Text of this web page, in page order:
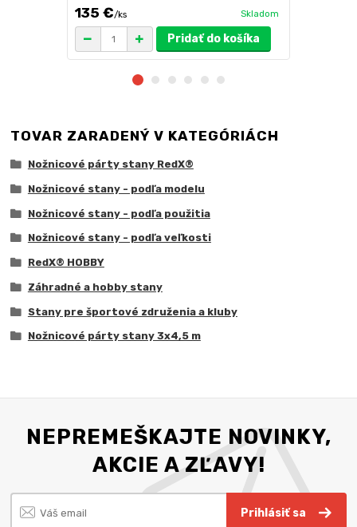
135 €/ks Skladom
Pridať do košíka
TOVAR ZARADENÝ V KATEGÓRIÁCH
Nožnicové párty stany RedX®
Nožnicové stany - podľa modelu
Nožnicové stany - podľa použitia
Nožnicové stany - podľa veľkosti
RedX® HOBBY
Záhradné a hobby stany
Stany pre športové združenia a kluby
Nožnicové párty stany 3x4,5 m
NEPREMEŠKAJTE NOVINKY,
AKCIE A ZĽAVY!
Prihlásiť sa